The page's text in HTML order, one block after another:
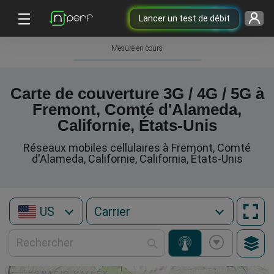
Lancer un test de débit
Mesure en cours
Carte de couverture 3G / 4G / 5G à
Fremont, Comté d'Alameda,
Californie, États-Unis
Réseaux mobiles cellulaires à Fremont, Comté
d'Alameda, Californie, California, États-Unis
US